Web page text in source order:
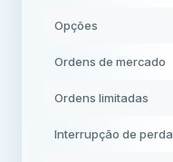
Opções
Ordens de mercado
Ordens limitadas
Interrupção de perda